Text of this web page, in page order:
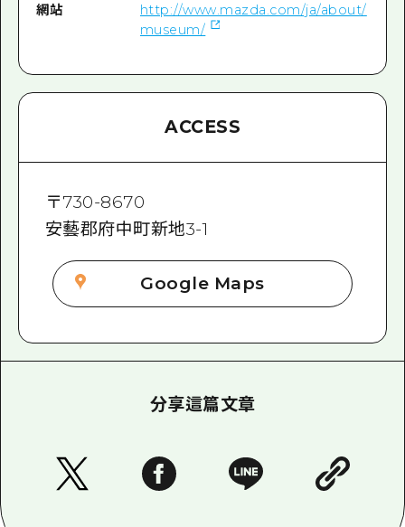
網站
http://www.mazda.com/ja/about/
museum/
ACCESS
〒730-8670
安藝郡府中町新地3-1
Google Maps
分享這篇文章